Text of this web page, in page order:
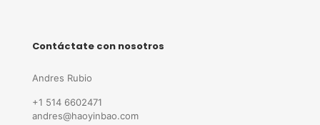
Contáctate con nosotros
Andres Rubio
+1 514 6602471
andres@haoyinbao.com